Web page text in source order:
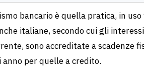
bancario è quella pratica, in
italiane, secondo cui gli
sono accreditate a scadenze
per quelle a credito.
Stefano , 15
Tutto
Ero stato
sono riuscito a